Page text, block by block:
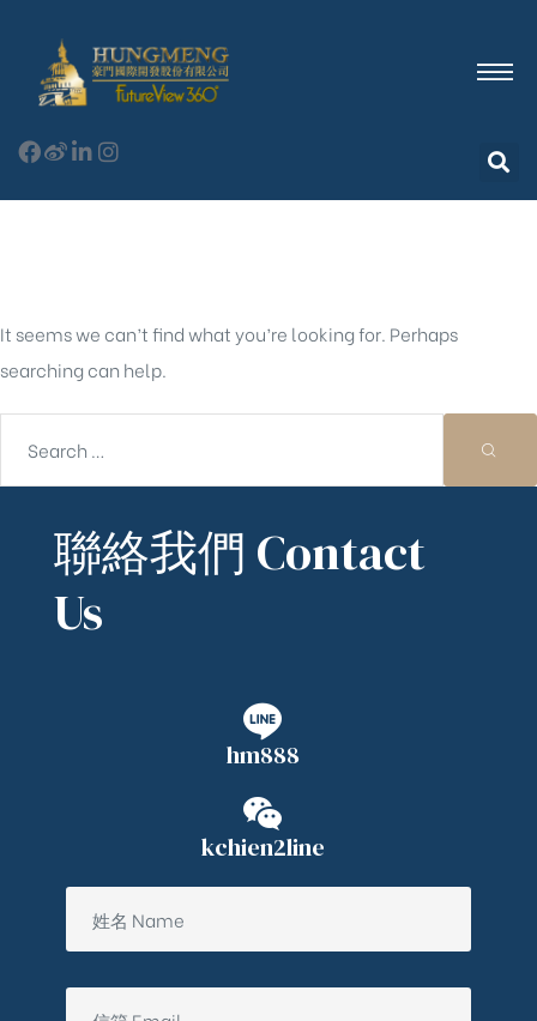
It seems we can’t find what you’re looking for. Perhaps
searching can help.
聯絡我們 Contact
Us
hm888
kchien2line